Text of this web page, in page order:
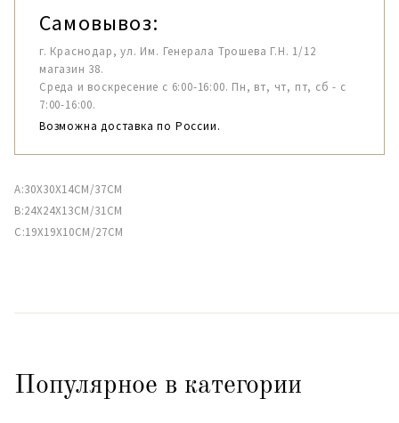
Самовывоз:
г. Краснодар, ул. Им. Генерала Трошева Г.Н. 1/12
магазин 38.
Среда и воскресение с 6:00-16:00. Пн, вт, чт, пт, сб - с
7:00-16:00.
Возможна доставка по России.
A:30X30X14CM/37CM
B:24X24X13CM/31CM
C:19X19X10CM/27CM
Популярное в категории